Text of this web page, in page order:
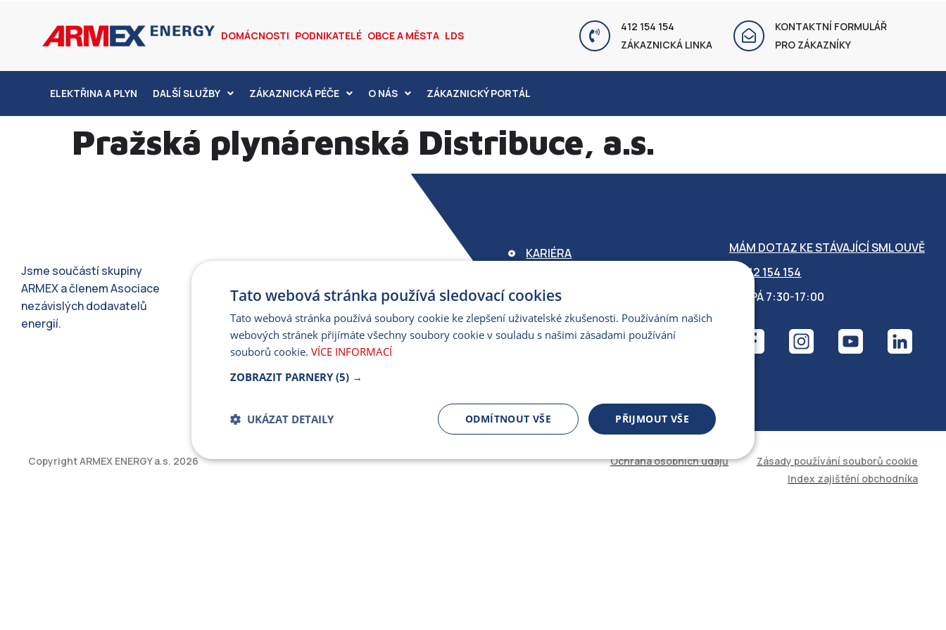
DOMÁCNOSTI PODNIKATELÉ OBCE A MĚSTA LDS
412 154 154
ZÁKAZNICKÁ LINKA
KONTAKTNÍ FORMULÁŘ
PRO ZÁKAZNÍKY
ELEKTŘINA A PLYN DALŠÍ SLUŽBY ZÁKAZNICKÁ PÉČE O NÁS ZÁKAZNICKÝ PORTÁL
Pražská plynárenská Distribuce, a.s.
Jsme součástí skupiny
ARMEX a členem Asociace
nezávislých dodavatelů
energií.
KARIÉRA
ZÁRUKA ELEKTROMOBILITY
PARTNERSKÝ PORTÁL
MÁM DOTAZ KE STÁVAJÍCÍ SMLOUVĚ
412 154 154
PO-PÁ 7:30-17:00
Copyright ARMEX ENERGY a.s. 2026 Ochrana osobních údajů
Zásady používání souborů cookie
Index zajištění obchodníka
Tato webová stránka používá sledovací cookies
Tato webová stránka používá soubory cookie ke zlepšení uživatelské zkušenosti. Používáním našich
webových stránek přijímáte všechny soubory cookie v souladu s našimi zásadami používání
souborů cookie. VÍCE INFORMACÍ
ZOBRAZIT PARNERY (5) →
PŘIJMOUT VŠE
ODMÍTNOUT VŠE
UKÁZAT DETAILY
Bezpodmínečně nutné
Výkonnostní Cílení souborů